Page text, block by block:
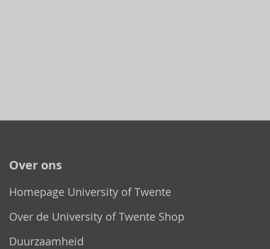
Over ons
Homepage University of Twente
Over de University of Twente Shop
Duurzaamheid